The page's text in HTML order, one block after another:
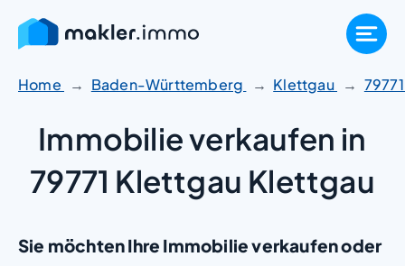
Zum
Inhalt
springen
Home Baden-Württemberg Klettgau
Immobilie verkaufen in
79771 Klettgau Klettgau
Sie möchten Ihre Immobilie verkaufen oder